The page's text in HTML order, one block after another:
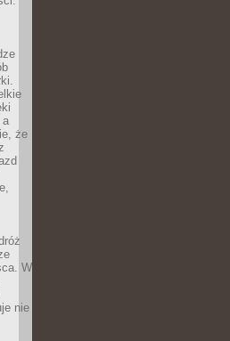
a
że
W
nie